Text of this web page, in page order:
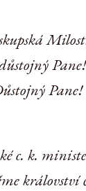
Pane!
Pane!
c. k.
království